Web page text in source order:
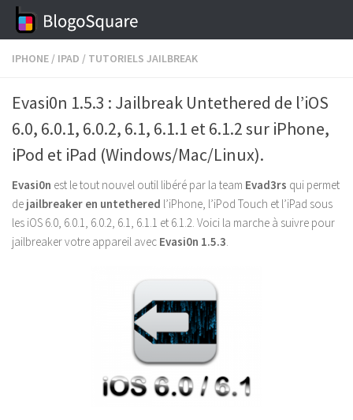
Skip to content
IPHONE / IPAD / TUTORIELS JAILBREAK
Evasi0n 1.5.3 : Jailbreak Untethered de l’iOS
6.0, 6.0.1, 6.0.2, 6.1, 6.1.1 et 6.1.2 sur iPhone,
iPod et iPad (Windows/Mac/Linux).
Evasi0n est le tout nouvel outil libéré par la team Evad3rs qui permet
de jailbreaker en untethered l’iPhone, l’iPod Touch et l’iPad sous
les iOS 6.0, 6.0.1, 6.0.2, 6.1, 6.1.1 et 6.1.2. Voici la marche à suivre pour
jailbreaker votre appareil avec Evasi0n 1.5.3.